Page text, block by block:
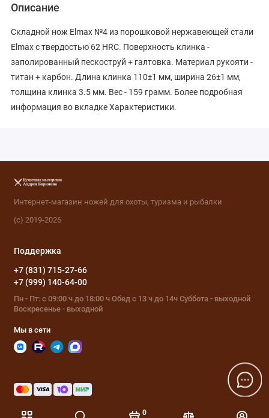
0
Описание
Складной нож Elmax №4 из порошковой нержавеющей стали
Elmax с твердостью 62 HRC. Поверхность клинка -
заполированный пескоструй + галтовка. Материал рукояти -
титан + карбон. Длина клинка 110±1 мм, ширина 26±1 мм,
толщина клинка 3.5 мм. Вес - 159 грамм. Более подробная
информация во вкладке Характеристики.
Интернет-магазин ножей для охоты, туризма и рыбалки
(с) 2019-2026
Поддержка
+7 (831) 715-27-66
+7 (999) 140-64-00
Пн - Пт: с 09:00 ч до 18:00 ч Обед с 13 ч до 14ч Суббота - выходной
Воскресенье - выходной
Мы в сети